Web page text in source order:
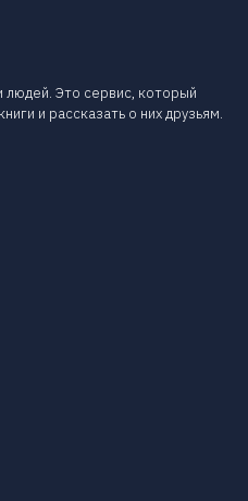
людей. Это сервис, который
и рассказать о них друзьям.